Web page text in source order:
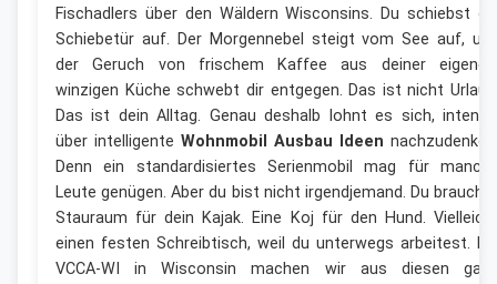
Fischadlers über den Wäldern Wisconsins. Du schiebst
Schiebetür auf. Der Morgennebel steigt vom See auf,
der Geruch von frischem Kaffee aus deiner
winzigen Küche schwebt dir entgegen. Das ist nicht
Das ist dein Alltag. Genau deshalb lohnt es sich,
über intelligente Wohnmobil Ausbau Ideen
Denn ein standardisiertes Serienmobil mag für
Leute genügen. Aber du bist nicht irgendjemand. Du
Stauraum für dein Kajak. Eine Koj für den Hund.
einen festen Schreibtisch, weil du unterwegs arbeitest.
VCCA-WI in Wisconsin machen wir aus diesen